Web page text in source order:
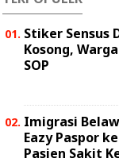
Stiker Sensus
Kosong,
SOP
Imigrasi
Eazy Paspor
Pasien Sakit